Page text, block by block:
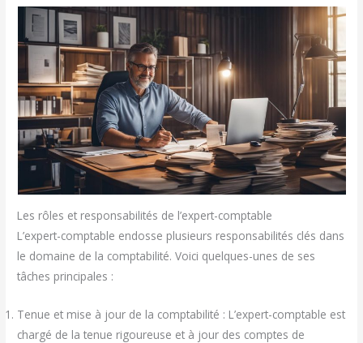
Les rôles et responsabilités de l’expert-comptable
L’expert-comptable endosse plusieurs responsabilités clés dans
le domaine de la comptabilité. Voici quelques-unes de ses
tâches principales :
Tenue et mise à jour de la comptabilité : L’expert-comptable est
chargé de la tenue rigoureuse et à jour des comptes de